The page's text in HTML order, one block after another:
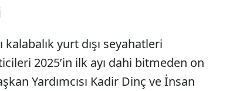
kalabalık yurt dışı seyahatleri
2025’in ilk ayı dahi bitmeden on
Yardımcısı Kadir Dinç ve İnsan